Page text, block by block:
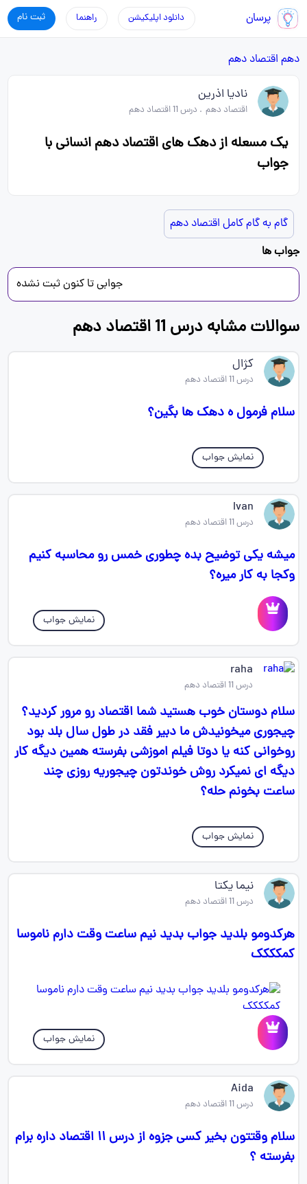
پرسان ثبت نام راهنما دانلود اپلیکیشن
دهم اقتصاد دهم
نادیا اذرین
اقتصاد دهم . درس 11 اقتصاد دهم
یک مسعله از دهک های اقتصاد دهم انسانی با
جواب
گام به گام کامل اقتصاد دهم
جواب ها
جوابی تا کنون ثبت نشده
سوالات مشابه درس 11 اقتصاد دهم
کژال
درس 11 اقتصاد دهم
سلام فرمول ه دهک ها بگین؟
نمایش جواب
Ivan
درس 11 اقتصاد دهم
میشه یکی توضیح بده چطوری خمس رو محاسبه کنیم
وکجا به کار میره؟
نمایش جواب
raha
درس 11 اقتصاد دهم
سلام دوستان خوب هستید شما اقتصاد رو مرور کردید؟
چیجوری میخونیدش ما دبیر فقد در طول سال بلد بود
روخوانی کنه یا دوتا فیلم اموزشی بفرسته همین دیگه کار
دیگه ای نمیکرد روش خوندتون چیجوریه روزی چند
ساعت بخونم حله؟
نمایش جواب
نیما یکتا
درس 11 اقتصاد دهم
هرکدومو بلدید جواب بدید نیم ساعت وقت دارم ناموسا
کمکککک
نمایش جواب
Aida
درس 11 اقتصاد دهم
سلام وقتتون بخیر کسی جزوه از درس ۱۱ اقتصاد داره برام
بفرسته ؟